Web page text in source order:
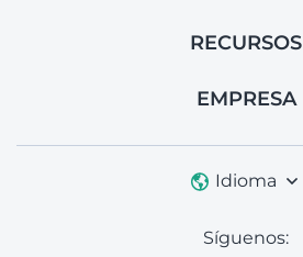
RECURSOS
EMPRESA
Idioma
Síguenos: